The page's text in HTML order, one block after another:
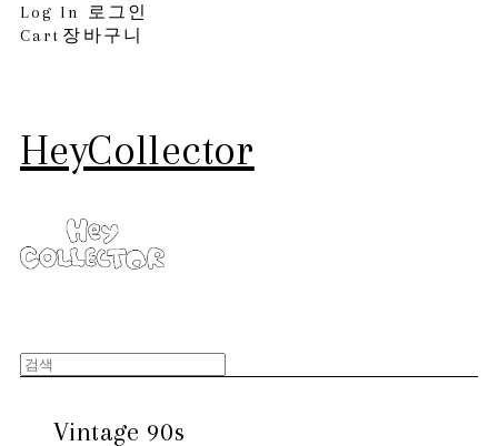
Log In
로그인
Cart 장바구니
HeyCollector
Vintage 90s